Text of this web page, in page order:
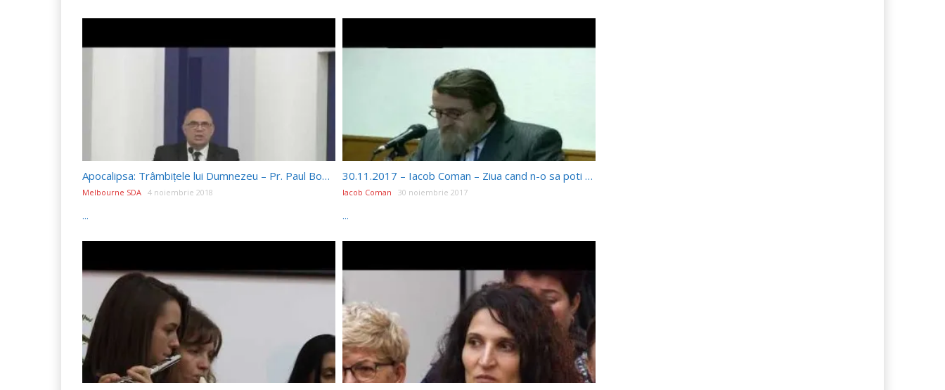
Apocalipsa: Trâmbițele lui Dumnezeu – Pr. Paul Boeru (03/11/18)
Melbourne SDA 4 noiembrie 2018
...
30.11.2017 – Iacob Coman – Ziua cand n-o sa poti sa te otravesti
Iacob Coman 30 noiembrie 2017
...